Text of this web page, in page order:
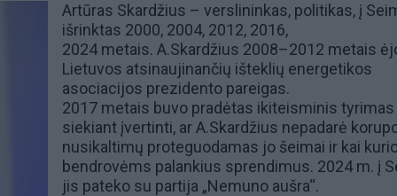
Artūras Skardžius – verslininkas, politikas, į
išrinktas 2000, 2004, 2012, 2016,
2024 metais. A.Skardžius 2008–2012 metais
Lietuvos atsinaujinančių išteklių energetikos
asociacijos prezidento pareigas.
2017 metais buvo pradėtas ikiteisminis tyrimas
siekiant įvertinti, ar A.Skardžius nepadarė
nusikaltimų proteguodamas jo šeimai ir kai
bendrovėms palankius sprendimus. 2024 m. į
jis pateko su partija „Nemuno aušra“.